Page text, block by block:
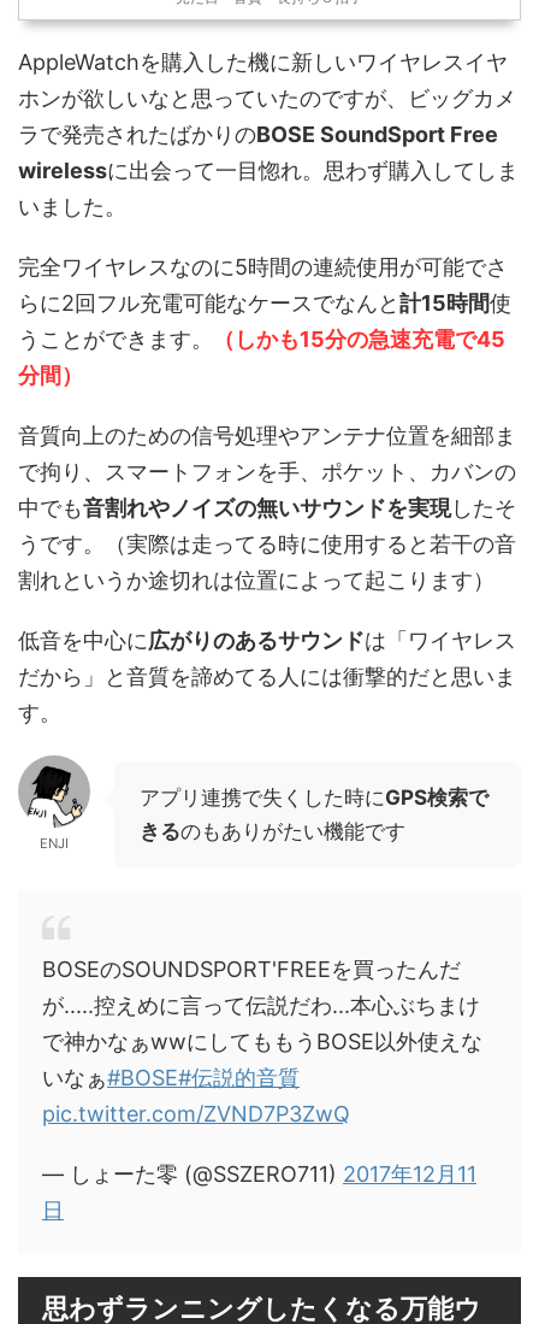
AppleWatchを購入した機に新しいワイヤレスイヤ
ホンが欲しいなと思っていたのですが、ビッグカメ
ラで発売されたばかりのBOSE SoundSport Free
wirelessに出会って一目惚れ。思わず購入してしま
いました。
完全ワイヤレスなのに5時間の連続使用が可能でさ
らに2回フル充電可能なケースでなんと計15時間使
うことができます。
（しかも15分の急速充電で45
分間）
音質向上のための信号処理やアンテナ位置を細部ま
で拘り、スマートフォンを手、ポケット、カバンの
中でも音割れやノイズの無いサウンドを実現したそ
うです。（実際は走ってる時に使用すると若干の音
割れというか途切れは位置によって起こります）
低音を中心に広がりのあるサウンドは「ワイヤレス
だから」と音質を諦めてる人には衝撃的だと思いま
す。
ENJI
アプリ連携で失くした時にGPS検索で
きるのもありがたい機能です
BOSEのSOUNDSPORT'FREEを買ったんだ
が.....控えめに言って伝説だわ...本心ぶちまけ
で神かなぁwwにしてももうBOSE以外使えな
いなぁ#BOSE#伝説的音質
pic.twitter.com/ZVND7P3ZwQ
— しょーた零 (@SSZERO711) 2017年12月11
日
思わずランニングしたくなる万能ウ